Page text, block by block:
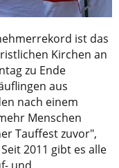
ist das
Kirchen an
zu Ende
aus
nach einem
Menschen
Tauffest zuvor",
2011 gibt es alle